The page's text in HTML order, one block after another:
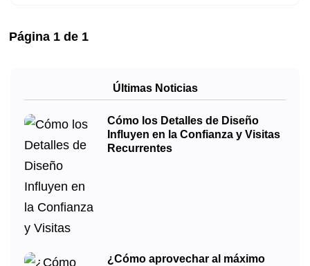
Página 1 de 1
Últimas Noticias
Cómo los Detalles de Diseño
Influyen en la Confianza y Visitas
Recurrentes
¿Cómo aprovechar al máximo